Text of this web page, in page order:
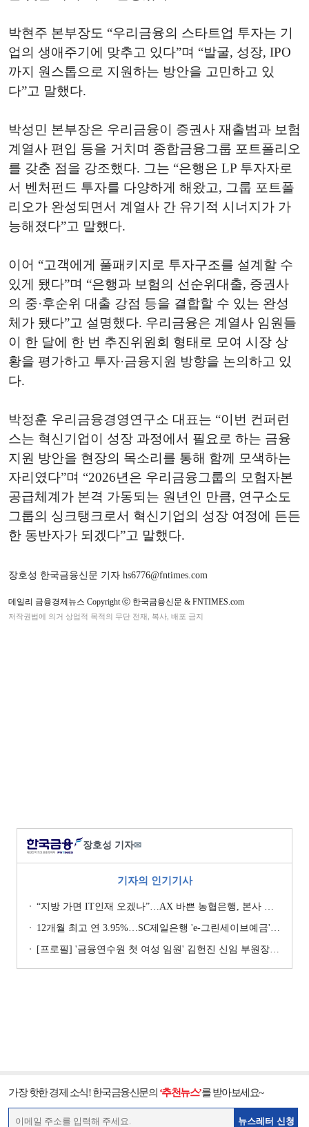
박현주 본부장도 “우리금융의 스타트업 투자는 기
업의 생애주기에 맞추고 있다”며 “발굴, 성장, IPO
까지 원스톱으로 지원하는 방안을 고민하고 있
다”고 말했다.
박성민 본부장은 우리금융이 증권사 재출범과 보험
계열사 편입 등을 거치며 종합금융그룹 포트폴리오
를 갖춘 점을 강조했다. 그는 “은행은 LP 투자자로
서 벤처펀드 투자를 다양하게 해왔고, 그룹 포트폴
리오가 완성되면서 계열사 간 유기적 시너지가 가
능해졌다”고 말했다.
이어 “고객에게 풀패키지로 투자구조를 설계할 수
있게 됐다”며 “은행과 보험의 선순위대출, 증권사
의 중·후순위 대출 강점 등을 결합할 수 있는 완성
체가 됐다”고 설명했다. 우리금융은 계열사 임원들
이 한 달에 한 번 추진위원회 형태로 모여 시장 상
황을 평가하고 투자·금융지원 방향을 논의하고 있
다.
박정훈 우리금융경영연구소 대표는 “이번 컨퍼런
스는 혁신기업이 성장 과정에서 필요로 하는 금융
지원 방안을 현장의 목소리를 통해 함께 모색하는
자리였다”며 “2026년은 우리금융그룹의 모험자본
공급체계가 본격 가동되는 원년인 만큼, 연구소도
그룹의 싱크탱크로서 혁신기업의 성장 여정에 든든
한 동반자가 되겠다”고 말했다.
장호성 한국금융신문 기자 hs6776@fntimes.com
데일리 금융경제뉴스 Copyright ⓒ 한국금융신문 & FNTIMES.com
저작권법에 의거 상업적 목적의 무단 전재, 복사, 배포 금지
장호성 기자✉
기자의 인기기사
“지방 가면 IT인재 오겠나”…AX 바쁜 농협은행, 본사 이전설에 ‘긴장’ [막 오른 금융권 하투(夏鬪)]
12개월 최고 연 3.95%…SC제일은행 'e-그린세이브예금' [이주의 은행 예금금리-8월 1주]
[프로필] '금융연수원 첫 여성 임원' 김헌진 신임 부원장···교육·디지털·기획 '올라운더'
가장 핫한 경제 소식! 한국금융신문의 ‘추천뉴스’를 받아보세요~
뉴스레터 신청